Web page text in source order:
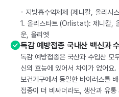
- 지방흡수억제제 (제니칼, 올리시
1. 올리스타트 (Orlistat): 제니칼,
운, 올리엣
독감 예방접종 국내산 백신과
독감 예방접종은 국산과 수입산 모
신의 효능에 있어서 차이가 없어요
보건기구에서 동일한 바이러스를
접종이 더 비싸더라도, 생산과 유